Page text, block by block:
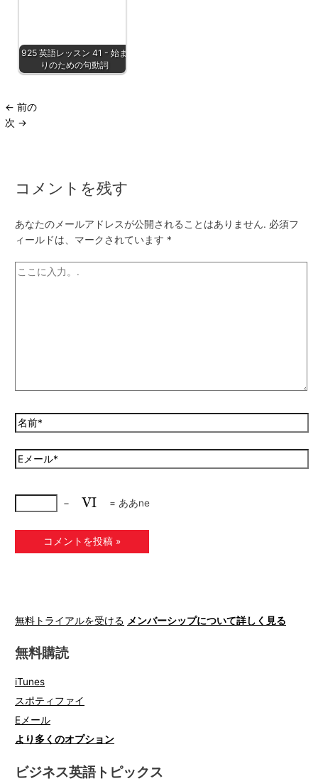
925 英語レッスン 41 - 始ま
りのための句動詞
← 前の
次 →
コメントを残す
あなたのメールアドレスが公開されることはありません. 必須フ
ィールドは、マークされています *
− = ああne
無料トライアルを受ける メンバーシップについて詳しく見る
無料購読
iTunes
スポティファイ
Eメール
より多くのオプション
ビジネス英語トピックス